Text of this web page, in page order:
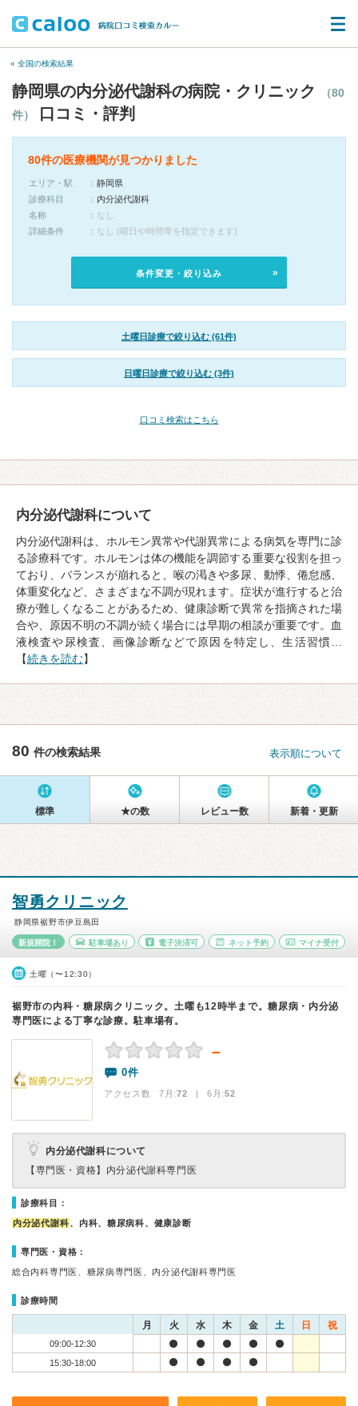
« 全国の検索結果
静岡県の内分泌代謝科の病院・クリニック
（80
件）
口コミ・評判
80件の医療機関が見つかりました
エリア・駅
静岡県
診療科目
内分泌代謝科
名称
なし
詳細条件
なし (曜日や時間帯を指定できます)
条件変更・絞り込み
土曜日診療で絞り込む (61件)
日曜日診療で絞り込む (3件)
口コミ検索はこちら
内分泌代謝科について
内分泌代謝科は、ホルモン異常や代謝異常による病気を専門に診
る診療科です。ホルモンは体の機能を調節する重要な役割を担っ
ており、バランスが崩れると、喉の渇きや多尿、動悸、倦怠感、
体重変化など、さまざまな不調が現れます。症状が進行すると治
療が難しくなることがあるため、健康診断で異常を指摘された場
合や、原因不明の不調が続く場合には早期の相談が重要です。血
液検査や尿検査、画像診断などで原因を特定し、生活習慣…
【続きを読む】
80 件の検索結果 表示順について
標準 ★の数 レビュー数 新着・更新
智勇クリニック
静岡県裾野市伊豆島田
新規開院！ 駐車場あり 電子決済可 ネット予約 マイナ受付
土曜（〜12:30）
裾野市の内科・糖尿病クリニック。土曜も12時半まで。糖尿病・内分泌
専門医による丁寧な診療。駐車場有。
－
0件
アクセス数 7月:72 | 6月:52
内分泌代謝科について
【専門医・資格】 内分泌代謝科専門医
診療科目：
内分泌代謝科、内科、糖尿病科、健康診断
専門医・資格：
総合内科専門医、糖尿病専門医、内分泌代謝科専門医
診療時間
月 火 水 木 金 土 日 祝
09:00-12:30
15:30-18:00